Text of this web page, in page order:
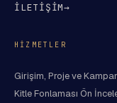
İLETİŞİM→
HIZMETLER
Girişim, Proje ve
Kitle Fonlaması Ön